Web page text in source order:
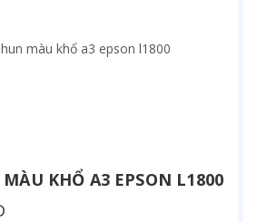
KHỔ A3 EPSON L1800